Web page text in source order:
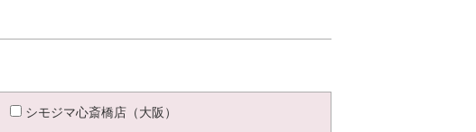
シモジマ心斎橋店（大阪）